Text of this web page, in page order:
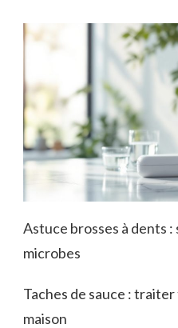
Astuce brosses à dents
microbes
Taches de sauce :
maison